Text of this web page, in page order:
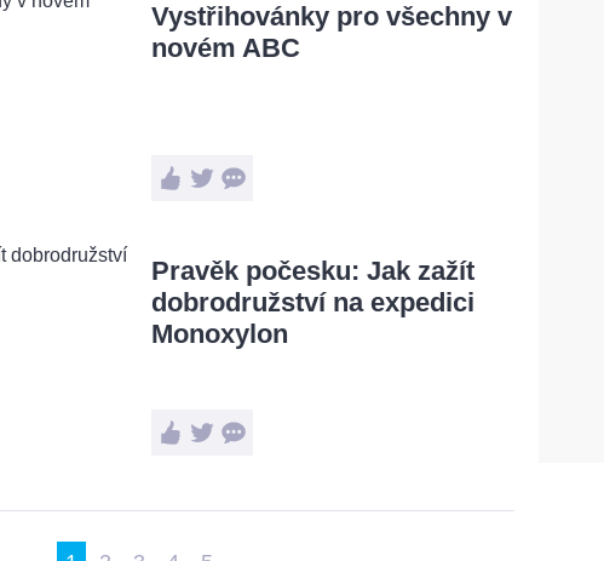
Vystřihovánky pro všechny v
novém ABC
Pravěk počesku: Jak zažít
dobrodružství na expedici
Monoxylon